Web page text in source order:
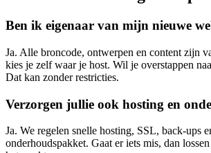
Ben ik eigenaar van mijn nieuwe
Ja. Alle broncode, ontwerpen en content zijn
kies je zelf waar je host. Wil je overstappen
Dat kan zonder restricties.
Verzorgen jullie ook hosting en
Ja. We regelen snelle hosting, SSL, back-ups
onderhoudspakket. Gaat er iets mis, dan